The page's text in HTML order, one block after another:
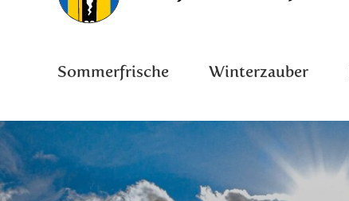
Sommerfrische Winterzauber